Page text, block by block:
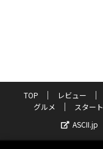
TOP レビュー
グルメ
スター
ASCII.jp